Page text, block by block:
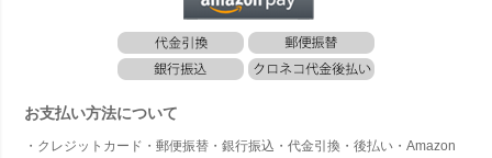
お支払い方法について
・クレジットカード・郵便振替・銀行振込・代金引換・後払い・Amazon